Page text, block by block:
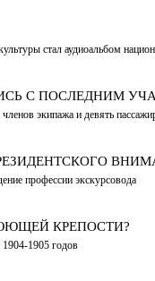
стал аудиоальбом
С ПОСЛЕДНИМ
членов экипажа и девять
профессии экскурсовода
КРЕПОСТИ?
1904-1905 годов